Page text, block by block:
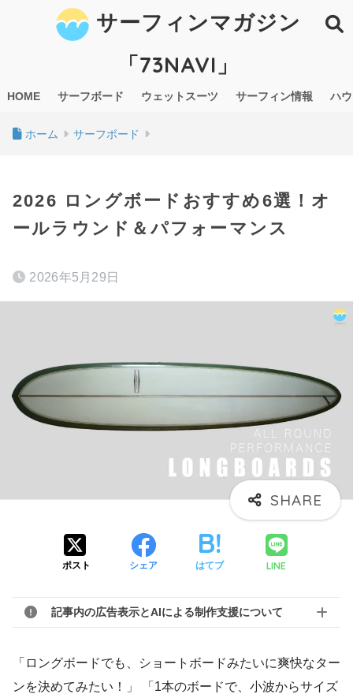
サーフィンマガジン
「73NAVI」
HOME サーフボード ウェットスーツ サーフィン情報 ハ
ホーム サーフボード
2026 ロングボードおすすめ6選！オ
ールラウンド＆パフォーマンス
2026年5月29日
ポスト シェア はてブ LINE
記事内の広告表示とAIによる制作支援について
「ロングボードでも、ショートボードみたいに爽快なター
ンを決めてみたい！」 「1本のボードで、小波からサイズ